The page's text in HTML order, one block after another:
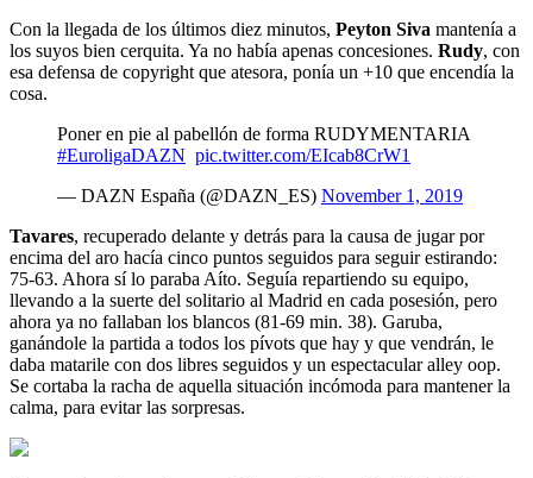
Con la llegada de los últimos diez minutos, Peyton Siva mantenía a
los suyos bien cerquita. Ya no había apenas concesiones. Rudy, con
esa defensa de copyright que atesora, ponía un +10 que encendía la
cosa.
Poner en pie al pabellón de forma RUDYMENTARIA
#EuroligaDAZN pic.twitter.com/EIcab8CrW1
— DAZN España (@DAZN_ES) November 1, 2019
Tavares, recuperado delante y detrás para la causa de jugar por
encima del aro hacía cinco puntos seguidos para seguir estirando:
75-63. Ahora sí lo paraba Aíto. Seguía repartiendo su equipo,
llevando a la suerte del solitario al Madrid en cada posesión, pero
ahora ya no fallaban los blancos (81-69 min. 38). Garuba,
ganándole la partida a todos los pívots que hay y que vendrán, le
daba matarile con dos libres seguidos y un espectacular alley oop.
Se cortaba la racha de aquella situación incómoda para mantener la
calma, para evitar las sorpresas.